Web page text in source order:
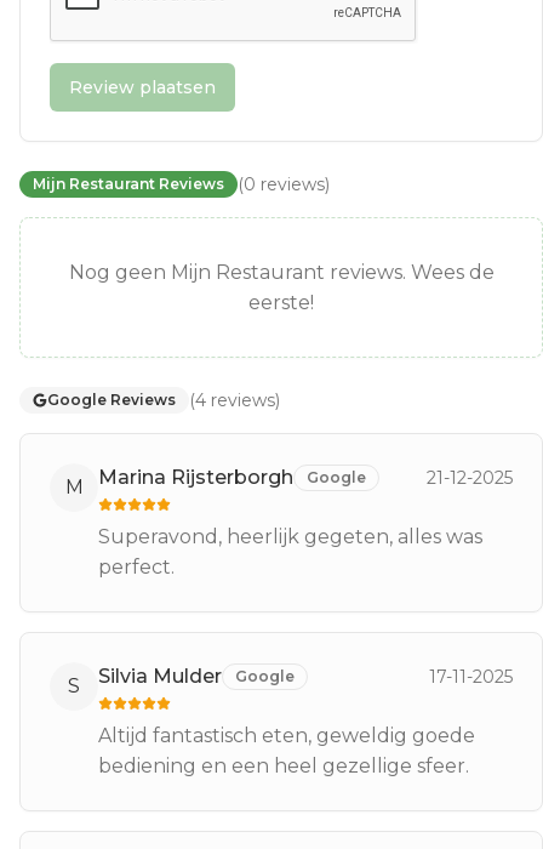
Review plaatsen
Mijn Restaurant Reviews (0 reviews)
Nog geen Mijn Restaurant reviews. Wees de
eerste!
Google Reviews (4 reviews)
M Marina Rijsterborgh Google 21-12-2025
Superavond, heerlijk gegeten, alles was
perfect.
S Silvia Mulder Google 17-11-2025
Altijd fantastisch eten, geweldig goede
bediening en een heel gezellige sfeer.